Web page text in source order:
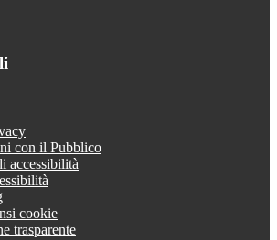
con il Pubblico
accessibilità
cookie
trasparente